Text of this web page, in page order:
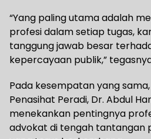
“Yang paling utama adalah
profesi dalam setiap tugas,
tanggung jawab besar
kepercayaan publik,”
Pada kesempatan yang
Penasihat Peradi, Dr. Abdul
menekankan pentingnya
advokat di tengah tantangan